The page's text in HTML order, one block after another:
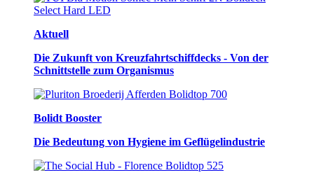
Aktuell
Die Zukunft von Kreuzfahrtschiffdecks - Von der
Schnittstelle zum Organismus
Bolidt Booster
Die Bedeutung von Hygiene im Geflügelindustrie